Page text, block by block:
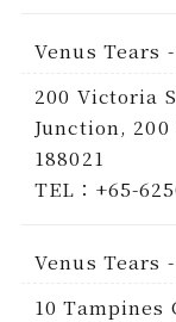
Venus Tears
200 Victoria
Junction,
188021
TEL：+65-
Venus Tears
10 Tampines